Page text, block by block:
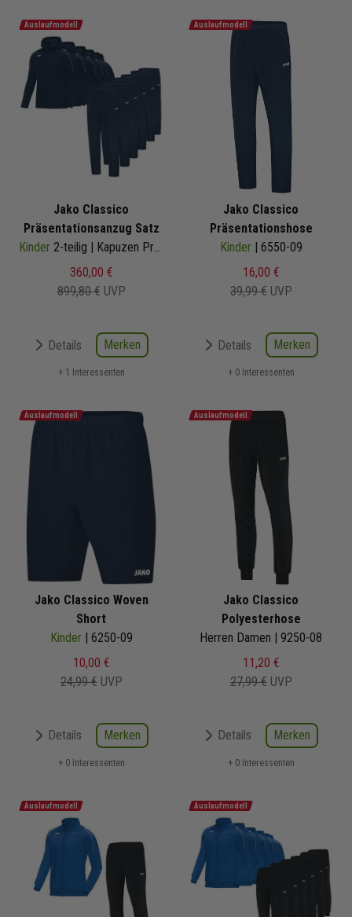
Auslaufmodell
Jako Classico
Präsentationsanzug Satz
Kinder 2-teilig | Kapuzen Präsentationsjacke Präsentationshose | 6850-09
360,00 €
899,80 € UVP
Details Merken
+ 1 Interessenten
Auslaufmodell
Jako Classico
Präsentationshose
Kinder | 6550-09
16,00 €
39,99 € UVP
Details Merken
+ 0 Interessenten
Auslaufmodell
Jako Classico Woven
Short
Kinder | 6250-09
10,00 €
24,99 € UVP
Details Merken
+ 0 Interessenten
Auslaufmodell
Jako Classico
Polyesterhose
Herren Damen | 9250-08
11,20 €
27,99 € UVP
Details Merken
+ 0 Interessenten
Auslaufmodell Auslaufmodell